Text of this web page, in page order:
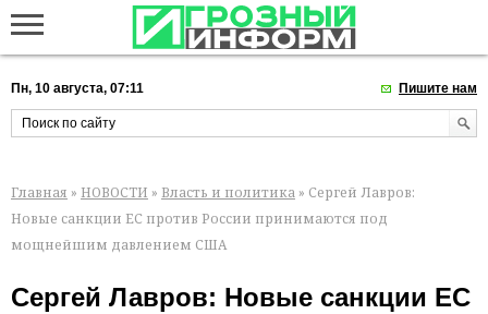
Пн, 10 августа, 07:11 Пишите нам
Главная » НОВОСТИ » Власть и политика » Сергей Лавров:
Новые санкции ЕС против России принимаются под
мощнейшим давлением США
Сергей Лавров: Новые санкции ЕС